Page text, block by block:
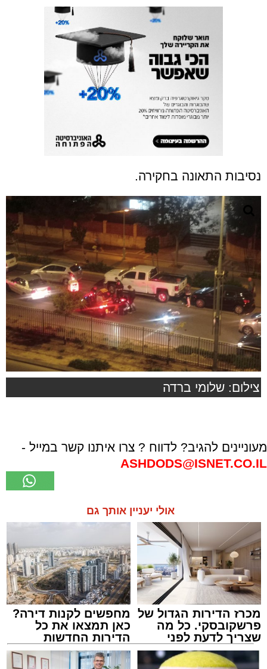
נסיבות התאונה בחקירה.
צילום: שלומי ברדה
מעוניינים להגיב? לדווח ? צרו איתנו קשר במייל -
ASHDODS@ISNET.CO.IL
אולי יעניין אותך גם
מכרז הדירות הגדול של
פרשקובסקי. כל מה
שצריך לדעת לפני
שמגישים הצעה לדירה
באשדוד
מחפשים לקנות דירה?
כאן תמצאו את כל
הדירות החדשות
למכירה באשדוד >>>